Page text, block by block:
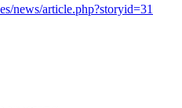
news/article.php?storyid=31